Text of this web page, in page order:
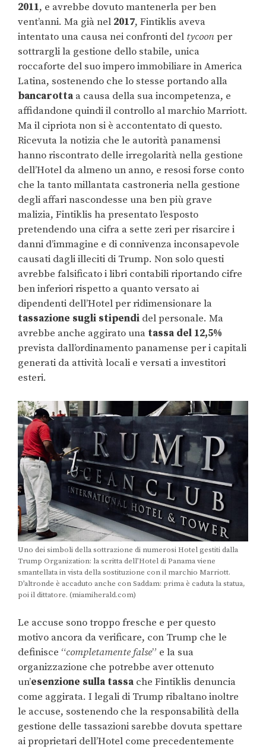
2011, e avrebbe dovuto mantenerla per ben
vent’anni. Ma già nel 2017, Fintiklis aveva
intentato una causa nei confronti del tycoonper
sottrargli la gestione dello stabile, unica
roccaforte del suo impero immobiliare in America
Latina, sostenendo che lo stesse portando alla
bancarotta a causa della sua incompetenza, e
affidandone quindi il controllo al marchio Marriott.
Ma il cipriota non si è accontentato di questo.
Ricevuta la notizia che le autorità panamensi
hanno riscontrato delle irregolarità nella gestione
dell’Hotel da almeno un anno, e resosi forse conto
che la tanto millantata castroneria nella gestione
degli affari nascondesse una ben più grave
malizia, Fintiklis ha presentato l’esposto
pretendendo una cifra a sette zeri per risarcire i
danni d’immagine e di connivenza inconsapevole
causati dagli illeciti di Trump. Non solo questi
avrebbe falsificato i libri contabili riportando cifre
ben inferiori rispetto a quanto versato ai
dipendenti dell’Hotel per ridimensionare la
tassazione sugli stipendi del personale. Ma
avrebbe anche aggirato una tassa del 12,5%
prevista dall’ordinamento panamense per i capitali
generati da attività locali e versati a investitori
esteri.
Uno dei simboli della sottrazione di numerosi Hotel gestiti dalla
Trump Organization: la scritta dell’Hotel di Panama viene
smantellata in vista della sostituzione con il marchio Marriott.
D’altronde è accaduto anche con Saddam: prima è caduta la statua,
poi il dittatore. (miamiherald.com)
Le accuse sono troppo fresche e per questo
motivo ancora da verificare, con Trump che le
definisce “completamente false” e la sua
organizzazione che potrebbe aver ottenuto
un’esenzione sulla tassa che Fintiklis denuncia
come aggirata. I legali di Trump ribaltano inoltre
le accuse, sostenendo che la responsabilità della
gestione delle tassazioni sarebbe dovuta spettare
ai proprietari dell’Hotel come precedentemente